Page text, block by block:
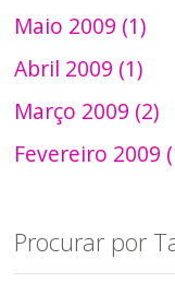
Maio 2009 (1)
Abril 2009 (1)
Março 2009 (2)
Fevereiro 2009
Procurar por